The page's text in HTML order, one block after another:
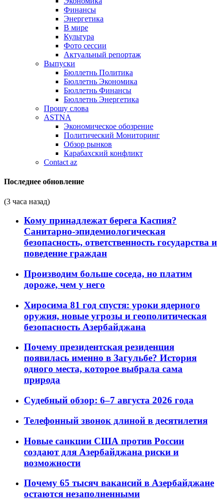
Финансы
Энергетика
В мире
Культура
Фото сессии
Актуальный репортаж
Выпуски
Бюллетнь Политика
Бюллетнь Экономика
Бюллетнь Финансы
Бюллетнь Энергетика
Прошу слова
ASTNA
Экономическое обозрение
Политический Мониторинг
Обзор рынков
Карабахский конфликт
Contact az
Последнее обновление
(3 часа назад)
Кому принадлежат берега Каспия?
Санитарно-эпидемиологическая
безопасность, ответственность государства и
поведение граждан
Производим больше соседа, но платим
дороже, чем у него
Хиросима 81 год спустя: уроки ядерного
оружия, новые угрозы и геополитическая
безопасность Азербайджана
Почему президентская резиденция
появилась именно в Загульбе? История
одного места, которое выбрала сама
природа
Судебный обзор: 6–7 августа 2026 года
Телефонный звонок длиной в десятилетия
Новые санкции США против России
создают для Азербайджана риски и
возможности
Почему 65 тысяч вакансий в Азербайджане
остаются незаполненными